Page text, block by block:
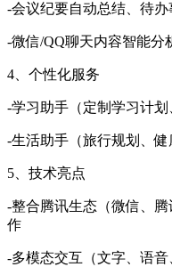
-会议纪要自动总结、待
-微信/QQ聊天内容智能分
4、个性化服务
-学习助手（定制学习计划
-生活助手（旅行规划、健
5、技术亮点
-整合腾讯生态（微信、
作
-多模态交互（文字、语